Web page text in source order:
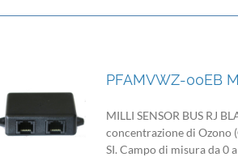
PFAMVWZ-00EB
MILLI SENSOR BUS RJ
concentrazione di Ozono
SI. Campo di misura da 0